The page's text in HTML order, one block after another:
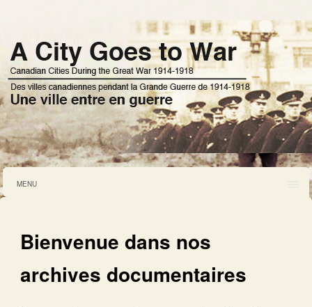
MENU
Bienvenue dans nos
archives documentaires